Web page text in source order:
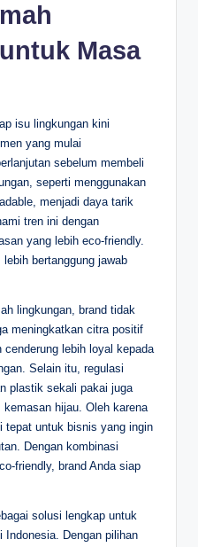
Masa
isu lingkungan kini
yang mulai
sebelum membeli
seperti menggunakan
menjadi daya tarik
tren ini dengan
yang lebih eco-friendly.
bertanggung jawab
lingkungan, brand tidak
meningkatkan citra positif
lebih loyal kepada
Selain itu, regulasi
plastik sekali pakai juga
hijau. Oleh karena
tepat untuk bisnis yang ingin
Dengan kombinasi
friendly, brand Anda siap
solusi lengkap untuk
Indonesia. Dengan pilihan